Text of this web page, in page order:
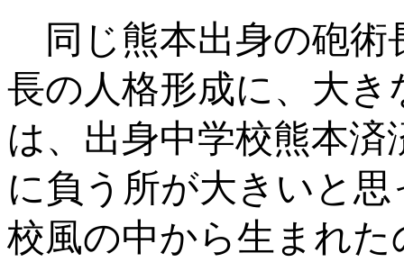
同じ熊本出身の砲術
長の人格形成に、大
は、出身中学校熊本
に負う所が大きいと
校風の中から生まれ